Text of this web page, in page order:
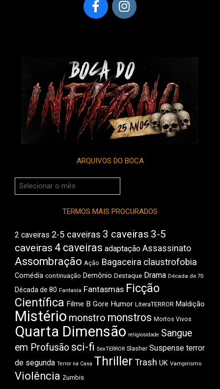
ARQUIVOS DO BOCA
Arquivos
do
TERMOS MAIS PROCURADOS
2 caveiras 2-5 caveiras 3 caveiras 3-5
caveiras 4 caveiras adaptação Assassinato
Assombração Ação Bagaceira claustrofobia
Comédia continuação Demônio Destaque Drama Década de 70
Década de 80 Fantasia Fantasmas Ficção
Científica Filme B Gore Humor LiteraTERROR Maldição
Mistério monstro monstros Mortos Vivos
Quarta Dimensão religiosidade Sangue
em Profusão sci-fi SexTERROR Slasher Suspense terror
de segunda Terror na Casa ThrillerTrash UK Vampirismo
Violência Zumbis